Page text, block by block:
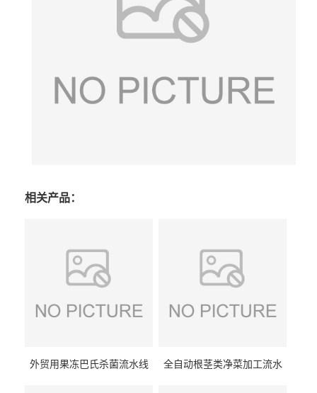
相关产品：
外贸用果冻巴氏杀菌流水线
全自动根茎类净菜加工流水